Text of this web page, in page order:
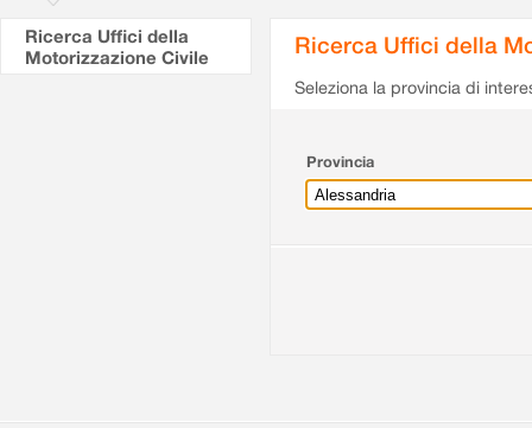
Ricerca Uffici della
Motorizzazione Civile
Ricerca Uffici della
Seleziona la provincia di
Provincia